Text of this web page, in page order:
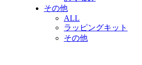
その他
ALL
ラッピングキット
その他